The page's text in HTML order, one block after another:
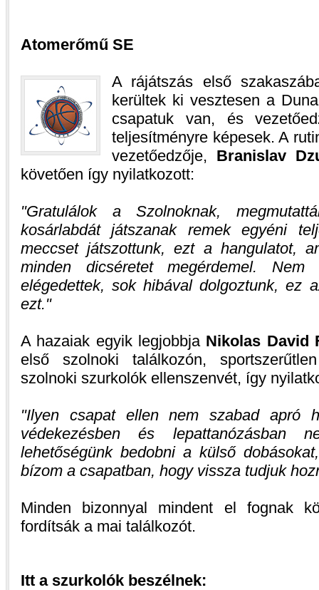
Atomerőmű SE
A rájátszás első
kerültek ki vesztesen a
csapatuk van, és
teljesítményre képesek. A
vezetőedzője, Branislav
követően így nyilatkozott:
Gratulálok a Szolnoknak,
kosárlabdát játszanak remek egyéni
meccset játszottunk, ezt a hangulatot,
minden dicséretet megérdemel. Nem
elégedettek, sok hibával dolgoztunk, ez
ezt.
A hazaiak egyik legjobbja Nikolas David
első szolnoki találkozón,
szolnoki szurkolók ellenszenvét, így
Ilyen csapat ellen nem szabad apró
védekezésben és lepattanózásban
lehetőségünk bedobni a külső
bízom a csapatban, hogy vissza tudjuk
Minden bizonnyal mindent el fognak
fordítsák a mai találkozót.
Itt a szurkolók beszélnek: